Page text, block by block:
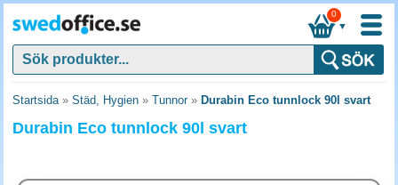
▼
0
Startsida» Städ, Hygien » Tunnor» Durabin Eco tunnlock 90l svart
Durabin Eco tunnlock 90l svart